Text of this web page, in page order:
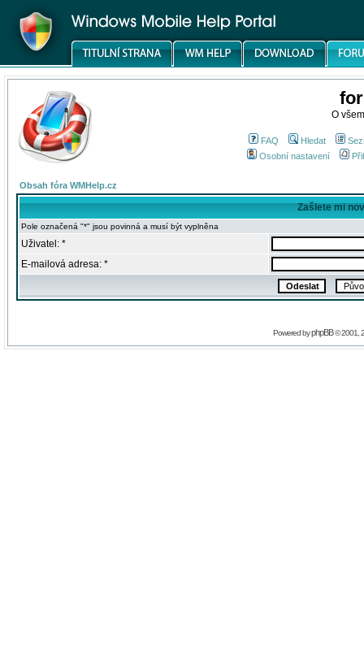
O
FAQ Hledat
Osobní nastavení
Obsah fóra WMHelp.cz
Zašlete mi
Pole označená "*" jsou povinná a musí být vyplněna
Uživatel: *
E-mailová adresa: *
Powered byphpBB© 2001,